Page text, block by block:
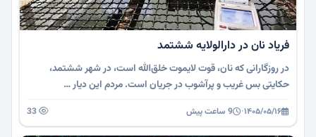
فریاد نان در دارالولایه‌ ششتمد
در روزگارانی که نان، قوت لایموت خلق‌الله است، در شهر ششتمد،
حکایتی بس غریب و پرآشوب در جریان است. مردم این دیار …
۱۴۰۵/۰۵/۱۶· 9 ساعت پیش